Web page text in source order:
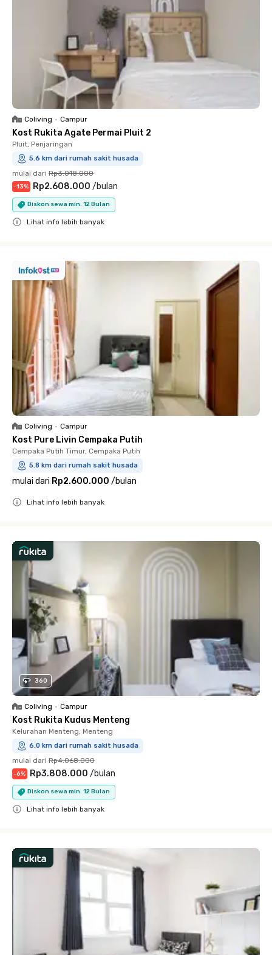
Coliving • Campur
Kost Rukita Agate Permai Pluit 2
Pluit, Penjaringan
5.6 km dari rumah sakit husada
mulai dari Rp3.018.000
-13% Rp2.608.000 /bulan
Diskon sewa min. 12 Bulan
Lihat info lebih banyak
Coliving • Campur
Kost Pure Livin Cempaka Putih
Cempaka Putih Timur, Cempaka Putih
5.8 km dari rumah sakit husada
mulai dari Rp2.600.000 /bulan
Lihat info lebih banyak
360
Coliving • Campur
Kost Rukita Kudus Menteng
Kelurahan Menteng, Menteng
6.0 km dari rumah sakit husada
mulai dari Rp4.068.000
-6% Rp3.808.000 /bulan
Diskon sewa min. 12 Bulan
Lihat info lebih banyak